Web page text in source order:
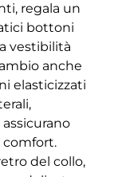
regala un
bottoni
vestibilità
anche
elasticizzati
comfort.
del collo,